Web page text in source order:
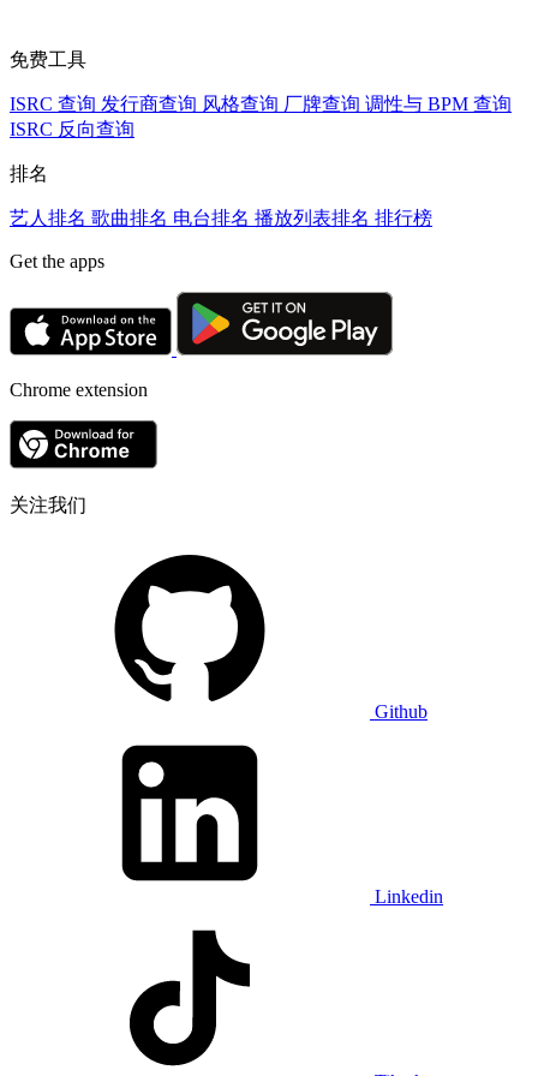
免费工具
ISRC 查询 发行商查询 风格查询 厂牌查询 调性与 BPM 查询
ISRC 反向查询
排名
艺人排名 歌曲排名 电台排名 播放列表排名 排行榜
Get the apps
Chrome extension
关注我们
Github
Linkedin